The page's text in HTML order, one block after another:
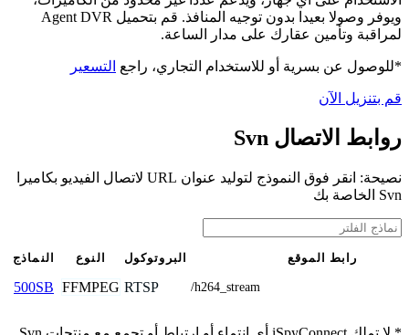
ويوفر وصولا بعيدا بدون توجيه المنافذ. قم بتحميل Agent DVR
لمراقبة وتأمين عقارك على مدار الساعة.
*للوصول عن بسرية أو للاستخدام التجاري، راجع التسعير
قم بتنزيل الآن
روابط الاتصال Svn
نصيحة: انقر فوق النموذج لتوليد عنوان URL لاتصال الفيديو بكاميرا
Svn الخاصة بك
النماذج النوع البروتوكول رابط الموقع
500SB FFMPEG RTSP /h264_stream